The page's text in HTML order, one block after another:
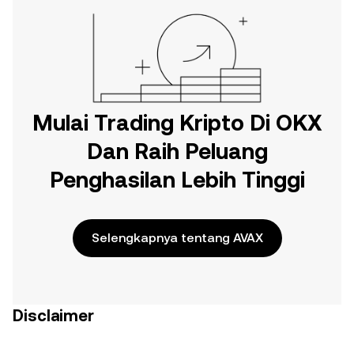
Mulai Trading Kripto Di OKX
Dan Raih Peluang
Penghasilan Lebih Tinggi
Selengkapnya tentang AVAX
Disclaimer